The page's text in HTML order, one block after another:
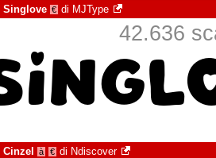
Singlove € di MJType
42.636
Cinzel à € di Ndiscover